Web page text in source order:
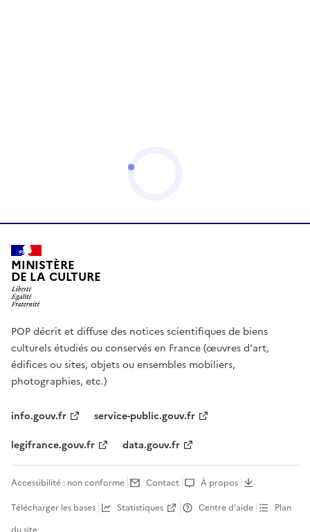
MINISTÈRE
DE LA CULTURE
POP décrit et diffuse des notices scientifiques de biens
culturels étudiés ou conservés en France (œuvres d'art,
édifices ou sites, objets ou ensembles mobiliers,
photographies, etc.)
info.gouv.fr
service-public.gouv.fr
legifrance.gouv.fr
data.gouv.fr
Accessibilité : non conforme Contact
À propos
Télécharger les bases
Statistiques Centre d’aide
Plan